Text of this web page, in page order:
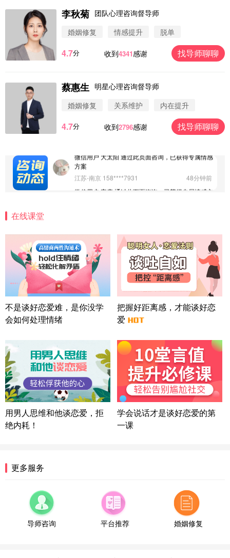
李秋菊 团队心理咨询督导师
婚姻修复
情感提升 脱单
4.7分 收到4341感谢 找导师聊聊
蔡惠生 明星心理咨询督导师
婚姻修复
关系维护 内在提升
4.7分 收到2796感谢 找导师聊聊
微信用户 圆圈 通过此页面咨询，已获得专属情感方
浙江-杭州 183****4847
案
15分钟前
微信用户 大太阳 通过此页面咨询，已获得专属情感
微信用户 安康 通过此页面咨询，已获得专属情感方
案
四川-成都 136****6402
5分钟前
微信用户 巧?媚儿 通过此页面咨询，已获得专属情感
方案
上海-浦东 177****9074
56分钟前
微信用户 Liberty 通过此页面咨询，已获得专属情感
方案
广东-广州 188****5632
12分钟前
微信用户 司马锘 通过此页面咨询，已获得专属情感
方案
湖北-武汉 135****7410
微信用户 困困魚? 通过此页面咨询，已获得专属情感
方案
陕西-西安 139****6283
3分钟前
微信用户 喜欢下雨天^ 通过此页面咨询，已获得专属
情感方案
浙江-宁波 150****8921
28分钟前
微信用户 逆光下的微笑 通过此页面咨询，已获得专
属情感方案
湖南-长沙 187****3359
山东-青岛 138****9975
7分钟前
微信用户 小任性 通过此页面咨询，已获得专属情感
在线课堂
不是谈好恋爱难，是你没学
会如何处理情绪
把握好距离感，才能谈好恋
爱
用男人思维和他谈恋爱，拒
绝内耗！
学会说话才是谈好恋爱的第
一课
更多服务
导师咨询 平台推荐 婚姻修复